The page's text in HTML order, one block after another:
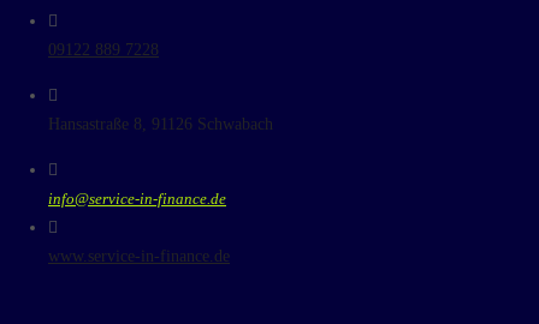
09122 889 7228
Hansastraße 8, 91126 Schwabach
info@service-in-finance.de
www.service-in-finance.de